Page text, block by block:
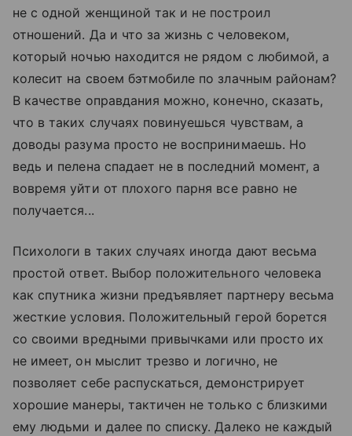
не с одной женщиной так и не построил
отношений. Да и что за жизнь с человеком,
который ночью находится не рядом с любимой, а
колесит на своем бэтмобиле по злачным районам?
В качестве оправдания можно, конечно, сказать,
что в таких случаях повинуешься чувствам, а
доводы разума просто не воспринимаешь. Но
ведь и пелена спадает не в последний момент, а
вовремя уйти от плохого парня все равно не
получается...
Психологи в таких случаях иногда дают весьма
простой ответ. Выбор положительного человека
как спутника жизни предъявляет партнеру весьма
жесткие условия. Положительный герой борется
со своими вредными привычками или просто их
не имеет, он мыслит трезво и логично, не
позволяет себе распускаться, демонстрирует
хорошие манеры, тактичен не только с близкими
ему людьми и далее по списку. Далеко не каждый